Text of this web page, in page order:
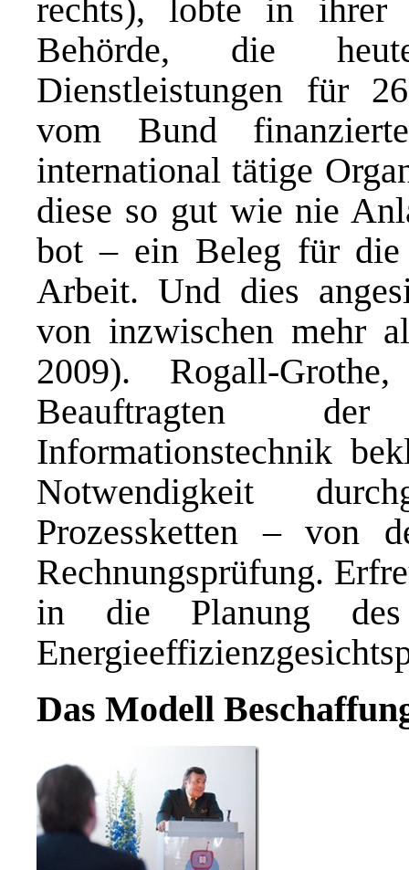
rechts), lobte in ihrer
Behörde, die
Dienstleistungen für
vom Bund
international tätige
diese so gut wie nie
bot – ein Beleg für die
Arbeit. Und dies
von inzwischen mehr
2009). Rogall-
Beauftragten
Informationstechnik
Notwendigkeit
Prozessketten – von
Rechnungsprüfung.
in die Planung des
Das Modell